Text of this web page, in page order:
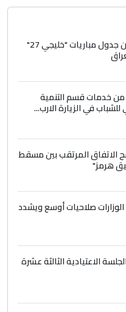
ومن اصول عريقة
صدام حسين سل
ماما يسقط
ومن اصول عريقة
صدام حسين سل
5
كلام
الحقيقي للإنسان
الأرض.. بلاد
الاتحاد الخليجي يعلن جدول مباريات "خليجي 27"
من خدمات قسم التنمية
في الزيارة الارب...
الاتفاق المرتقب بين مسقط
هرمز"
صلاحيات أوسع ويشدد
الاعتيادية الثالثة عشرة